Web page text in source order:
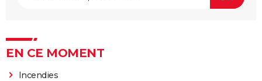
EN CE MOMENT
Incendies